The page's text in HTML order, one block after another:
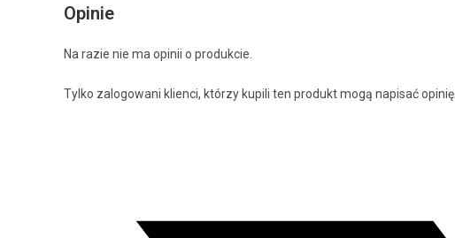
Opinie
Na razie nie ma opinii o produkcie.
Tylko zalogowani klienci, którzy kupili ten produkt mogą napisać opinię.